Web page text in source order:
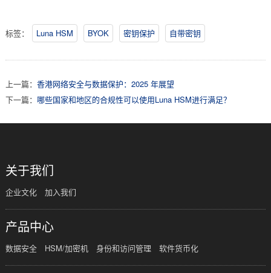
标签： Luna HSM BYOK 密钥保护 自带密钥
上一篇： 香港网络安全与数据保护：2025 年展望
下一篇： 哪些国家和地区的合规性可以使用Luna HSM进行满足？
关于我们
企业文化 加入我们
产品中心
数据安全 HSM/加密机 身份和访问管理 软件货币化